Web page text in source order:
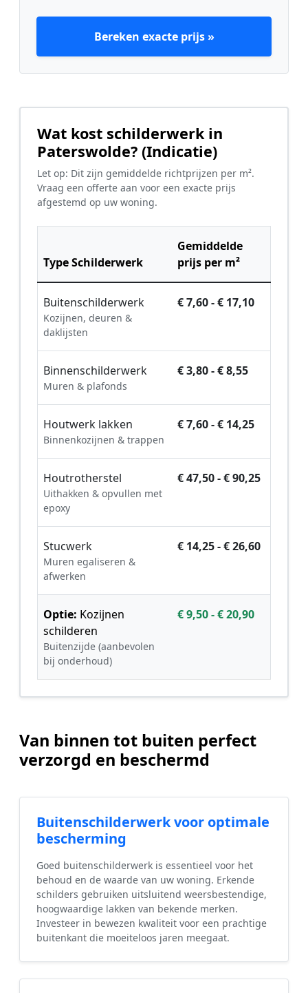
Bereken exacte prijs »
Wat kost schilderwerk in
Paterswolde? (Indicatie)
Let op: Dit zijn gemiddelde richtprijzen per m².
Vraag een offerte aan voor een exacte prijs
afgestemd op uw woning.
Type Schilderwerk
Gemiddelde
prijs per m²
Buitenschilderwerk
Kozijnen, deuren &
daklijsten
€ 7,60 - € 17,10
Binnenschilderwerk
Muren & plafonds
€ 3,80 - € 8,55
Houtwerk lakken
Binnenkozijnen & trappen
€ 7,60 - € 14,25
Houtrotherstel
Uithakken & opvullen met
epoxy
€ 47,50 - € 90,25
Stucwerk
Muren egaliseren &
afwerken
€ 14,25 - € 26,60
Optie: Kozijnen
schilderen
Buitenzijde (aanbevolen
bij onderhoud)
€ 9,50 - € 20,90
Van binnen tot buiten perfect
verzorgd en beschermd
Buitenschilderwerk voor optimale
bescherming
Goed buitenschilderwerk is essentieel voor het
behoud en de waarde van uw woning. Erkende
schilders gebruiken uitsluitend weersbestendige,
hoogwaardige lakken van bekende merken.
Investeer in bewezen kwaliteit voor een prachtige
buitenkant die moeiteloos jaren meegaat.